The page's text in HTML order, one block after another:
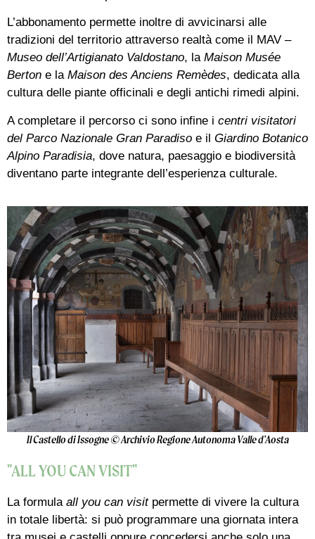
L’abbonamento permette inoltre di avvicinarsi alle
tradizioni del territorio attraverso realtà come il MAV –
Museo dell’Artigianato Valdostano, la Maison Musée
Berton e la Maison des Anciens Remèdes, dedicata alla
cultura delle piante officinali e degli antichi rimedi alpini.
A completare il percorso ci sono infine i centri visitatori
del Parco Nazionale Gran Paradiso e il Giardino Botanico
Alpino Paradisia, dove natura, paesaggio e biodiversità
diventano parte integrante dell’esperienza culturale.
Il Castello di Issogne © Archivio Regione Autonoma Valle d'Aosta
"ALL YOU CAN VISIT"
La formula all you can visitpermette di vivere la cultura
in totale libertà: si può programmare una giornata intera